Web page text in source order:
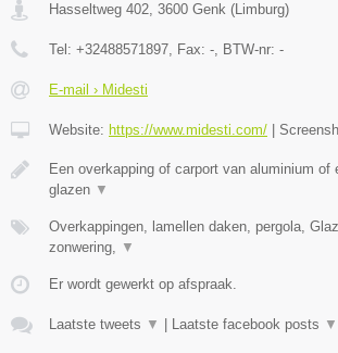
Hasseltweg 402, 3600 Genk (Limburg)
Tel: +32488571897, Fax: -, BTW-nr: -
E-mail › Midesti
Website: https://www.midesti.com/
Een overkapping of carport van aluminium of
glazen ▼
Overkappingen, lamellen daken, pergola,
zonwering, ▼
Er wordt gewerkt op afspraak.
Laatste tweets ▼ Laatste facebook posts ▼